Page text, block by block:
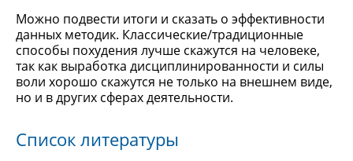
Можно подвести итоги и сказать о эффективности
данных методик. Классические/традиционные
способы похудения лучше скажутся на человеке,
так как выработка дисциплинированности и силы
воли хорошо скажутся не только на внешнем виде,
но и в других сферах деятельности.
Список литературы